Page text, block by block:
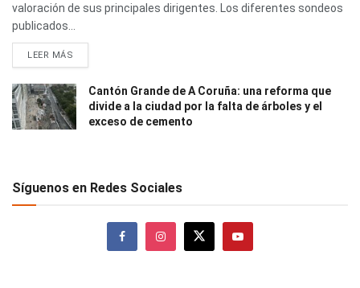
valoración de sus principales dirigentes. Los diferentes sondeos
publicados...
LEER MÁS
Cantón Grande de A Coruña: una reforma que
divide a la ciudad por la falta de árboles y el
exceso de cemento
Síguenos en Redes Sociales